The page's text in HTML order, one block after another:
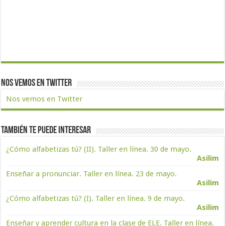
Nos vemos en Twitter
Nos vemos en Twitter
También te puede interesar
¿Cómo alfabetizas tú? (II). Taller en línea. 30 de mayo.
Asilim
Enseñar a pronunciar. Taller en línea. 23 de mayo.
Asilim
¿Cómo alfabetizas tú? (I). Taller en línea. 9 de mayo.
Asilim
Enseñar y aprender cultura en la clase de ELE. Taller en línea.